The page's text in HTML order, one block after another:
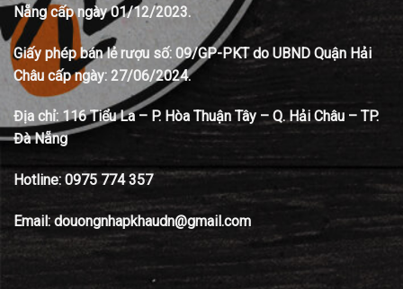
Nẵng cấp ngày 01/12/2023.
Giấy phép bán lẻ rượu số: 09/GP-PKT do UBND Quận Hải
Châu cấp ngày: 27/06/2024.
Địa chỉ: 116 Tiểu La – P. Hòa Thuận Tây – Q. Hải Châu – TP.
Đà Nẵng
Hotline: 0975 774 357
Email: douongnhapkhaudn@gmail.com